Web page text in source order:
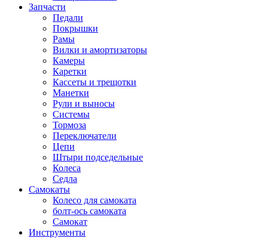
Запчасти
Педали
Покрышки
Рамы
Вилки и амортизаторы
Камеры
Каретки
Кассеты и трещотки
Манетки
Рули и выносы
Системы
Тормоза
Переключатели
Цепи
Штыри подседельные
Колеса
Седла
Самокаты
Колесо для самоката
болт-ось самоката
Самокат
Инструменты